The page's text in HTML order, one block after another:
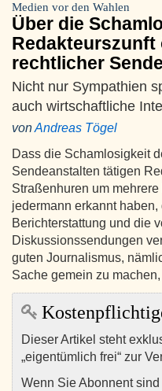
Medien vor den Wahlen
Über die
rechtlicher
Nicht nur Sympathien
auch wirtschaftliche
vonAndreas Tögel
Dass die Schamlosigkeit
Sendeanstalten tätigen
Straßenhuren um
jedermann erkannt
Berichterstattung und die
Diskussionssendungen
guten Journalismus,
Sache gemein zu
Dieser Artikel steht
„eigentümlich frei“ zur
Wenn Sie Abonnent